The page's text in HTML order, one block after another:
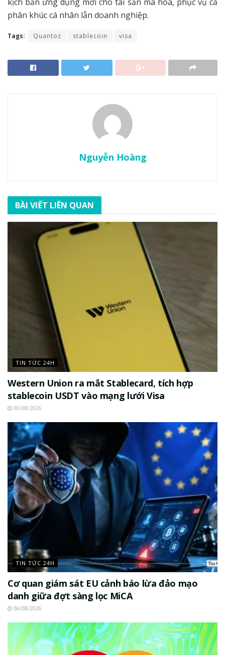
phân khúc cá nhân lẫn doanh nghiệp.
Tags: Quantoz stablecoin visa
Nguyễn Hoàng
BÀI VIẾT LIÊN QUAN
TIN TỨC 24H
Western Union ra mắt Stablecard, tích hợp
stablecoin USDT vào mạng lưới Visa
06/08/2026
TIN TỨC 24H
Cơ quan giám sát EU cảnh báo lừa đảo mạo
danh giữa đợt sàng lọc MiCA
06/08/2026